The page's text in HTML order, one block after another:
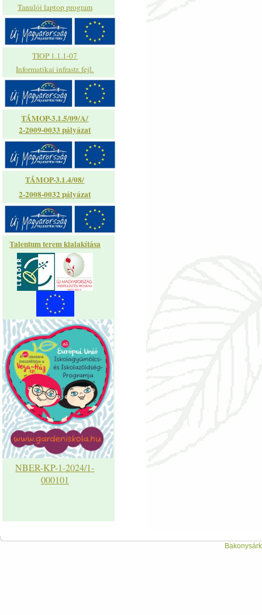
Tanulói laptop program
TIOP 1.1.1-07
Informatikai infrastr. fejl.
TÁMOP-3.1.5/09/A/
2-2009-0033 pályázat
TÁMOP-3.1.4/08/
2-2008-0032 pályázat
Talentum terem kialakítása
NBER-KP-1-2024/1-
000101